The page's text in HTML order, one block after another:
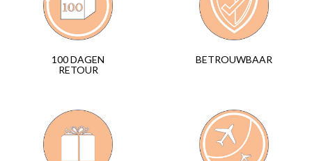
100 DAGEN
RETOUR
BETROUWBAAR